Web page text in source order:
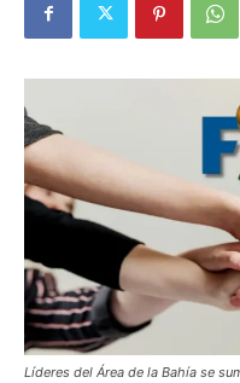
Líderes del Área de la Bahía se